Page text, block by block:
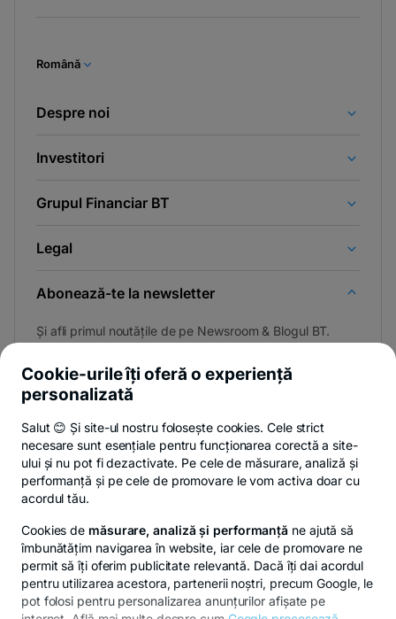
Română
Despre noi
Investitori
Grupul Financiar BT
Legal
Abonează-te la newsletter
Și afli primul noutățile de pe Newsroom & Blogul BT.
Privacy HubPolitica de confidențialitatePolitica de cookies
© Copyright 2026 Banca Transilvania. Toate drepturile
rezervate.
Cookie-urile îți oferă o experiență
personalizată
Salut 😊 Și site-ul nostru folosește cookies. Cele strict
necesare sunt esențiale pentru funcționarea corectă a site-
ului și nu pot fi dezactivate. Pe cele de măsurare, analiză și
performanță și pe cele de promovare le vom activa doar cu
acordul tău.
Cookies de măsurare, analiză și performanță ne ajută să
îmbunătățim navigarea în website, iar cele de promovare ne
permit să îți oferim publicitate relevantă. Dacă îți dai acordul
pentru utilizarea acestora, partenerii noștri, precum Google, le
pot folosi pentru personalizarea anunțurilor afișate pe